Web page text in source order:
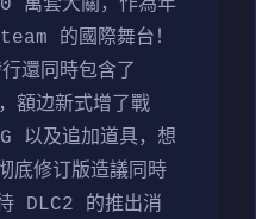
萬套大關，作為年
的國際舞台！
還同時包含了
額边新式增了戰
以及追加道具，想
底修订版造議同時
DLC2 的推出消